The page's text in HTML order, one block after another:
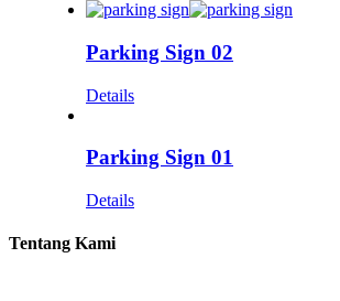
Parking Sign 02
Details
Parking Sign 01
Details
Tentang Kami